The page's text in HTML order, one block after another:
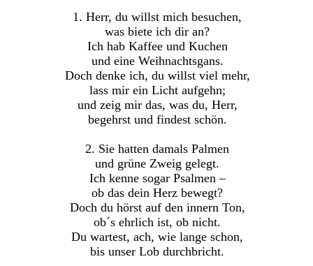
1. Herr, du willst mich besuchen,
was biete ich dir an?
Ich hab Kaffee und Kuchen
und eine Weihnachtsgans.
Doch denke ich, du willst viel mehr,
lass mir ein Licht aufgehn;
und zeig mir das, was du, Herr,
begehrst und findest schön.
2. Sie hatten damals Palmen
und grüne Zweig gelegt.
Ich kenne sogar Psalmen –
ob das dein Herz bewegt?
Doch du hörst auf den innern Ton,
ob´s ehrlich ist, ob nicht.
Du wartest, ach, wie lange schon,
bis unser Lob durchbricht.